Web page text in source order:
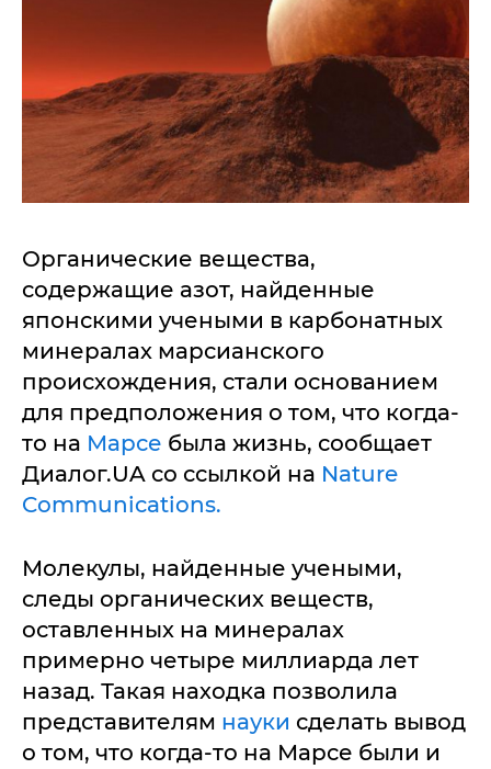
Органические вещества,
содержащие азот, найденные
японскими учеными в карбонатных
минералах марсианского
происхождения, стали основанием
для предположения о том, что когда-
то на Марсе была жизнь, сообщает
Диалог.UA со ссылкой на Nature
Communications.
Молекулы, найденные учеными,
следы органических веществ,
оставленных на минералах
примерно четыре миллиарда лет
назад. Такая находка позволила
представителям науки сделать вывод
о том, что когда-то на Марсе были и